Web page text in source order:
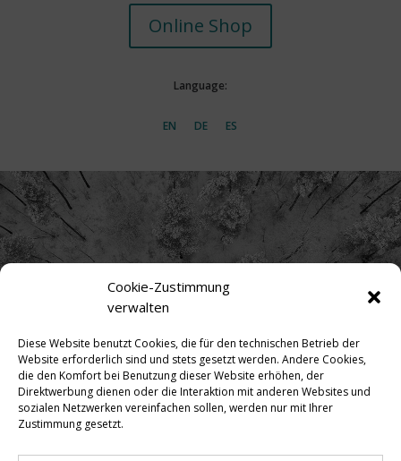
Cookie-Zustimmung
verwalten
Diese Website benutzt Cookies, die für den technischen Betrieb der
Website erforderlich sind und stets gesetzt werden. Andere Cookies,
die den Komfort bei Benutzung dieser Website erhöhen, der
Direktwerbung dienen oder die Interaktion mit anderen Websites und
sozialen Netzwerken vereinfachen sollen, werden nur mit Ihrer
Zustimmung gesetzt.
Online Shop
Language:
EN DE ES